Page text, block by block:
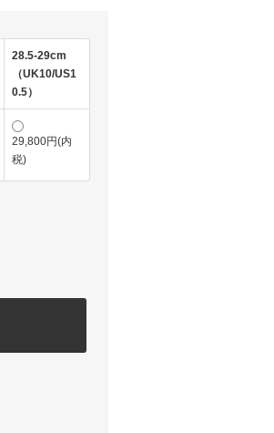
28.5-29cm
（UK10/US1
0.5）
29,800円(内
税)